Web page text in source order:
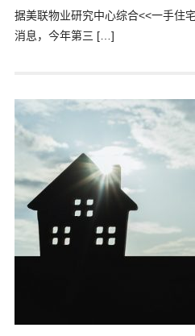
据美联物业研究中心综合<<一手住
消息，今年第三 […]